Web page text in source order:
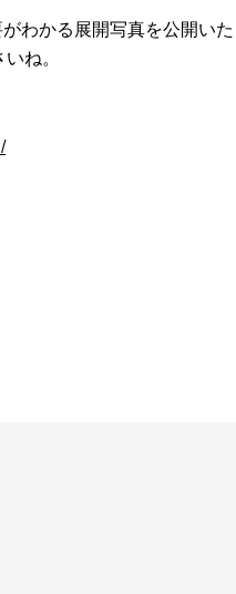
わかる展開写真を公開い
ね。